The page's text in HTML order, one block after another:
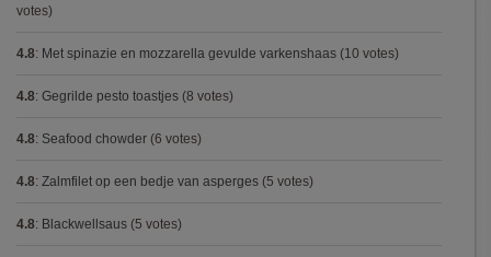
votes)
4.8: Met spinazie en mozzarella gevulde varkenshaas (10 votes)
4.8: Gegrilde pesto toastjes (8 votes)
4.8: Seafood chowder (6 votes)
4.8: Zalmfilet op een bedje van asperges (5 votes)
4.8: Blackwellsaus (5 votes)